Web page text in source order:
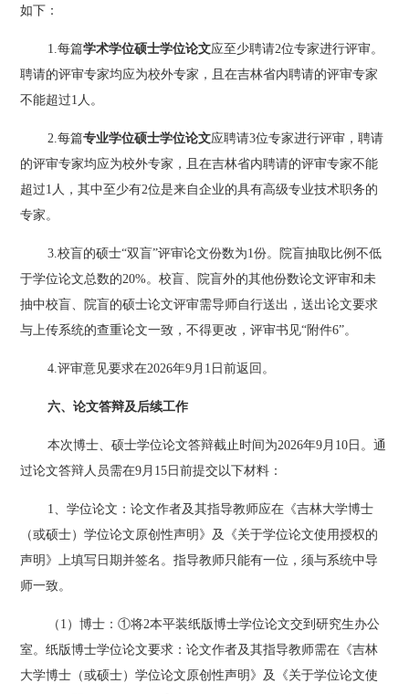
如下：
1.每篇学术学位硕士学位论文应至少聘请2位专家进行评审。
聘请的评审专家均应为校外专家，且在吉林省内聘请的评审专家
不能超过1人。
2.每篇专业学位硕士学位论文应聘请3位专家进行评审，聘请
的评审专家均应为校外专家，且在吉林省内聘请的评审专家不能
超过1人，其中至少有2位是来自企业的具有高级专业技术职务的
专家。
3.校盲的硕士“双盲”评审论文份数为1份。
院盲抽取比例不低
于学位论文总数的20%。校盲、院盲外的其他份数论文评审和未
抽中校盲、院盲的硕士论文评审需导师自行送出，送出论文要求
与上传系统的查重论文一致，不得更改，评审书见“附件6”。
4.评审意见要求在2026年9 月 1 日前返回。
六、论文答辩及后续工作
本次博士、硕士学位论文答辩截止时间为2026年9 月 10 日。通
过论文答辩人员需在9 月 15 日前提交以下材料：
1、学位论文：论文作者及其指导教师应在《吉林大学博士
（或硕士）学位论文原创性声明》及《关于学位论文使用授权的
声明》上填写日期并签名。指导教师只能有一位，须与系统中导
师一致。
（ 1）博士：①将2本平装纸版博士学位论文交到研究生办公
室。纸版博士学位论文要求：论文作者及其指导教师需在《吉林
大学博士（或硕士）学位论文原创性声明》及《关于学位论文使